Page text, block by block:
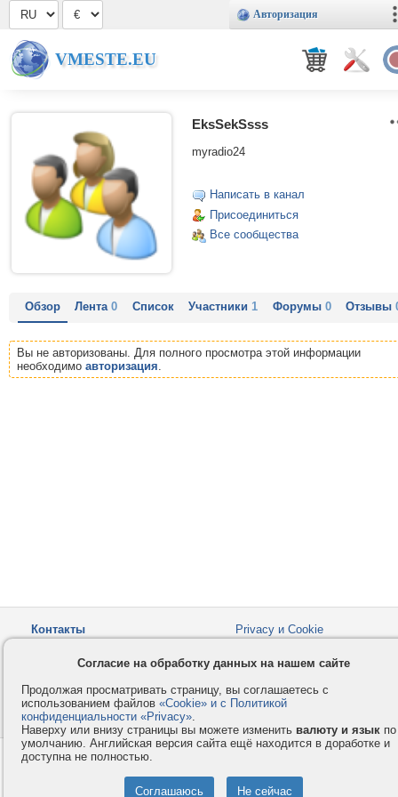
Авторизация
VMESTE.EU
EksSekSsss
myradio24
Написать в канал
Присоединиться
Все сообщества
Обзор Лента0 Список Участники1 Форумы 0 Отзывы
Вы не авторизованы. Для полного просмотра этой информации
необходимо авторизация.
Контакты
Privacy и Cookie
Как оплатить
Форумы
© 2008-2026VMESTE.EU
Согласие на обработку данных на нашем сайте
Продолжая просматривать страницу, вы соглашаетесь с
использованием файлов «Cookie» и с Политикой
конфиденциальности «Privacy».
Наверху или внизу страницы вы можете изменить валюту и язык по
умолчанию. Английская версия сайта ещё находится в доработке и
доступна не полностью.